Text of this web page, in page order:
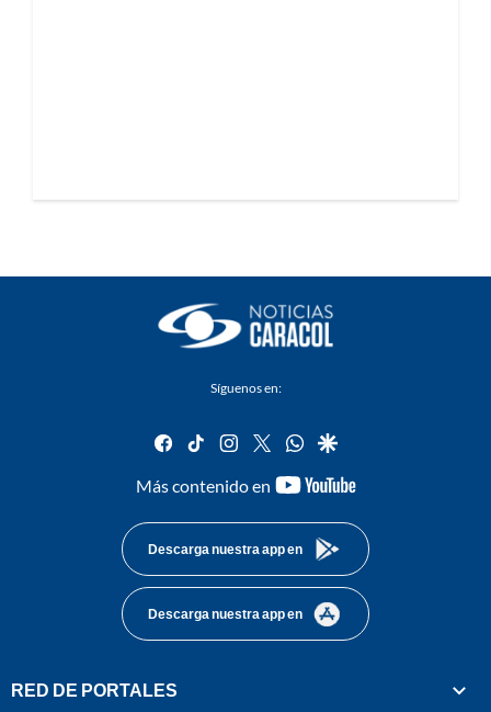
Síguenos en:
facebook
tiktok instagram
twitterwhatsapp
google
Más contenido en
youtube-
Descarga nuestra app en
Descarga nuestra app en
RED DE PORTALES